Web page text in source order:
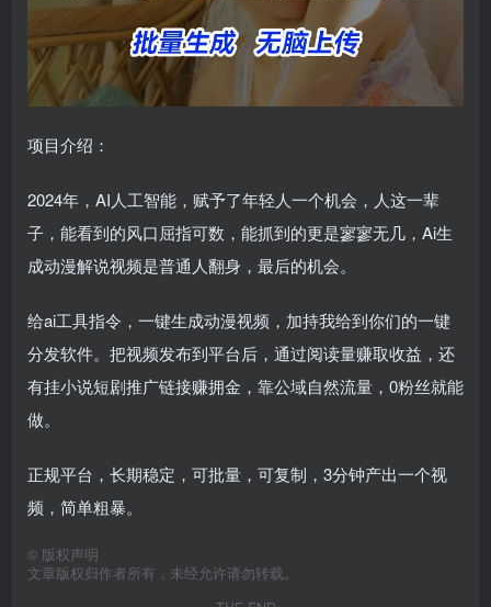
项目介绍：
2024年，AI人工智能，赋予了年轻人一个机会，人这一辈
子，能看到的风口屈指可数，能抓到的更是寥寥无几，Ai生
成动漫解说视频是普通人翻身，最后的机会。
给ai工具指令，一键生成动漫视频，加持我给到你们的一键
分发软件。把视频发布到平台后，通过阅读量赚取收益，还
有挂小说短剧推广链接赚拥金，靠公域自然流量，0粉丝就能
做。
正规平台，长期稳定，可批量，可复制，3分钟产出一个视
频，简单粗暴。
© 版权声明
文章版权归作者所有，未经允许请勿转载。